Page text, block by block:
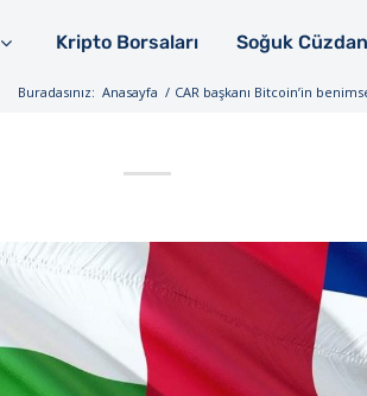
Kripto Borsaları Soğuk Cüzdan
Buradasınız: Anasayfa / CAR başkanı Bitcoin’in